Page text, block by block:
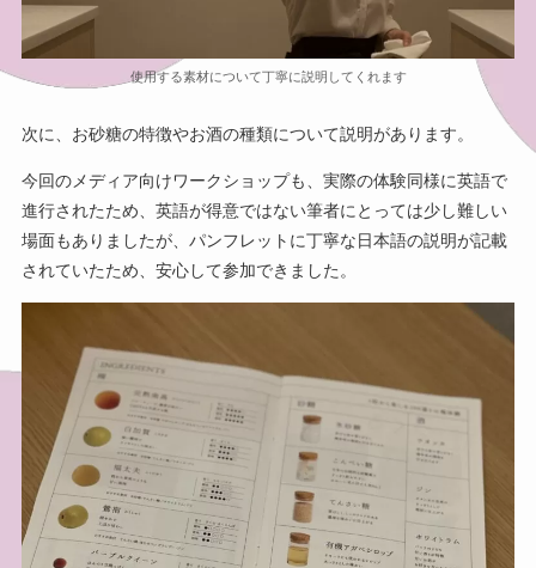
使用する素材について丁寧に説明してくれます
次に、お砂糖の特徴やお酒の種類について説明があります。
今回のメディア向けワークショップも、実際の体験同様に英語で
進行されたため、英語が得意ではない筆者にとっては少し難しい
場面もありましたが、パンフレットに丁寧な日本語の説明が記載
されていたため、安心して参加できました。